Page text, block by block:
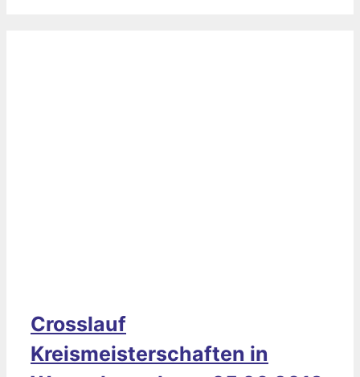
Crosslauf
Kreismeisterschaften in